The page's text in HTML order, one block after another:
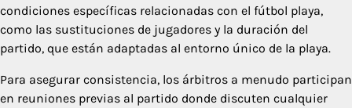
condiciones específicas relacionadas con el fútbol playa,
como las sustituciones de jugadores y la duración del
partido, que están adaptadas al entorno único de la playa.
Para asegurar consistencia, los árbitros a menudo participan
en reuniones previas al partido donde discuten cualquier